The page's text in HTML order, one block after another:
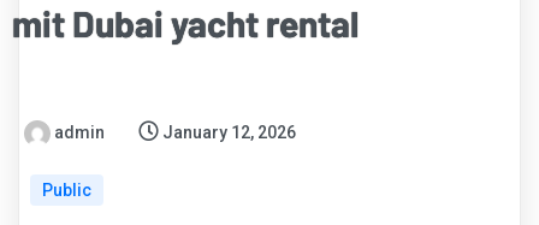
mit Dubai yacht rental
admin January 12, 2026
Public